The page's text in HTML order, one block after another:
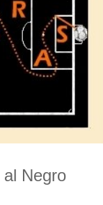
Negro